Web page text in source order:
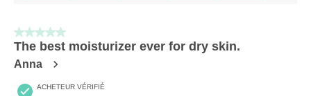
5 sur 5 étoiles.
The best moisturizer ever for dry skin.
Anna
ACHETEUR VÉRIFIÉ